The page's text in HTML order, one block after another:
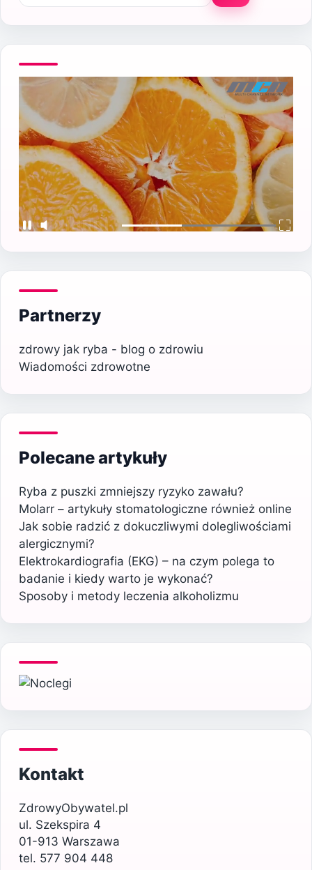
Partnerzy
zdrowy jak ryba - blog o zdrowiu
Wiadomości zdrowotne
Polecane artykuły
Ryba z puszki zmniejszy ryzyko zawału?
Molarr – artykuły stomatologiczne również online
Jak sobie radzić z dokuczliwymi dolegliwościami
alergicznymi?
Elektrokardiografia (EKG) – na czym polega to
badanie i kiedy warto je wykonać?
Sposoby i metody leczenia alkoholizmu
Kontakt
ZdrowyObywatel.pl
ul. Szekspira 4
01-913 Warszawa
tel. 577 904 448